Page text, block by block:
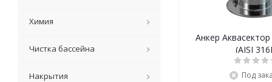
Анкер
(AISI
Под
Химия
Чистка бассейна
Накрытия